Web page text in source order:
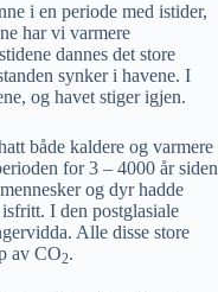
i en periode med istider,
har vi varmere
dannes det store
synker i havene. I
og havet stiger igjen.
både kaldere og varmere
for 3 – 4000 år siden
og dyr hadde
I den postglasiale
Alle disse store
av CO2.